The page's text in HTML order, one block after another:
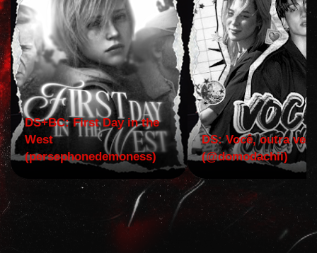
DS+BC: First Day in the
West
(persephonedemoness)
DS: Você, outra vez!
(@domodachii)